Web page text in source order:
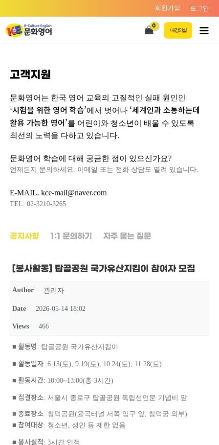
회원가입 로그인
내 강의실
고객지원
문화영어는 한국 영어 교육의 고질적인 실패 원인인
‘시험을 위한 영어 학습’에서 벗어나 ‘세계인과 소통하는데
활용 가능한 영어’를 어린이와 청소년이 배울 수 있도록
최선의 노력을 다하고 있습니다.
문화영어 학습에 대해 궁금한 점이 있으신가요?
언제든지 문의하세요. 이메일 또는 전화 상담도 열려 있습니다.
E-MAIL. kce-mail@naver.com
TEL. 02-3210-3265
공지사항 1:1 문의하기 자주 묻는 질문
[봉사활동] 탑골공원 국가유산지킴이 참여자 모집
Author 관리자
Date 2026-05-14 18:02
Views 466
■ 활동명 : 탑골공원 국가유산지킴이
■ 활동일자: 6.13(토), 9.19(토), 10.24(토), 11.28(토)
■ 활동시간: 10:00~13:00(총 3시간)
■ 집결장소: 서울시 종로구 탑골공원 독립선언문 기념비 앞
■ 종료장소: 창덕공원(율곡터널 서쪽 입구 앞, 창덕궁 외부)
■ 참여대상: 청소년, 성인 등 제한 없음
■ 봉사실적: 3시간 인정